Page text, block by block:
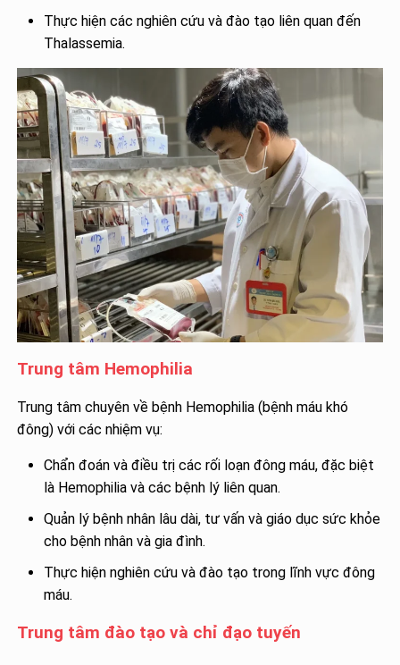
Thực hiện các nghiên cứu và đào tạo liên quan đến
Thalassemia.
Trung tâm Hemophilia
Trung tâm chuyên về bệnh Hemophilia (bệnh máu khó
đông) với các nhiệm vụ:
Chẩn đoán và điều trị các rối loạn đông máu, đặc biệt
là Hemophilia và các bệnh lý liên quan.
Quản lý bệnh nhân lâu dài, tư vấn và giáo dục sức khỏe
cho bệnh nhân và gia đình.
Thực hiện nghiên cứu và đào tạo trong lĩnh vực đông
máu.
Trung tâm đào tạo và chỉ đạo tuyến